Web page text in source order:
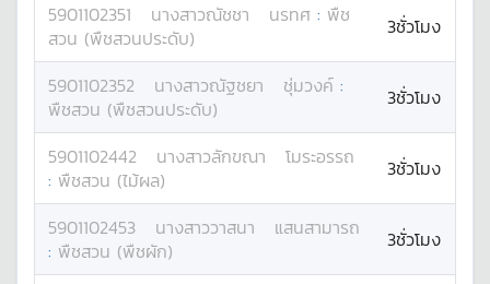
5901102351 นางสาวณัชชา นรทศ : พืช
สวน (พืชสวนประดับ)
3ชั่วโมง
5901102352 นางสาวณัฐชยา ชุ่มวงค์ :
พืชสวน (พืชสวนประดับ)
3ชั่วโมง
5901102442 นางสาวลักขณา
โมระอรรถ
: พืชสวน (ไม้ผล) 3ชั่วโมง
5901102453 นางสาววาสนา
แสนสามารถ
: พืชสวน (พืชผัก) 3ชั่วโมง